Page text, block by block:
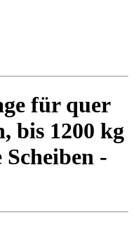
für quer
bis 1200 kg
-